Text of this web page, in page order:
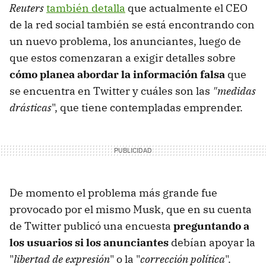
Reuterstambién detalla que actualmente el CEO
de la red social también se está encontrando con
un nuevo problema, los anunciantes, luego de
que estos comenzaran a exigir detalles sobre
cómo planea abordar la información falsa que
se encuentra en Twitter y cuáles son las "medidas
drásticas", que tiene contempladas emprender.
De momento el problema más grande fue
provocado por el mismo Musk, que en su cuenta
de Twitter publicó una encuesta preguntando a
los usuarios si los anunciantes debían apoyar la
"libertad de expresión" o la "corrección política".